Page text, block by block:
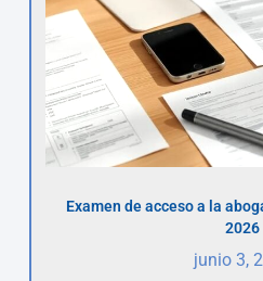
Examen de acceso a la
2026
junio 3,